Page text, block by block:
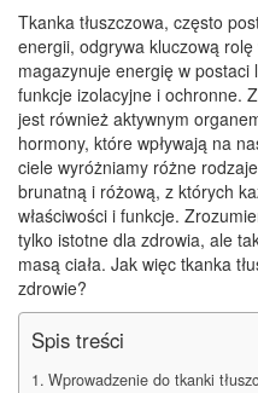
Tkanka tłuszczowa, często
energii, odgrywa kluczową
magazynuje energię w postaci
funkcje izolacyjne i ochronne.
jest również aktywnym
hormony, które wpływają na
ciele wyróżniamy różne
brunatną i różową, z których
właściwości i funkcje.
tylko istotne dla zdrowia, ale
masą ciała. Jak więc tkanka
zdrowie?
Spis treści
Wprowadzenie do tkanki